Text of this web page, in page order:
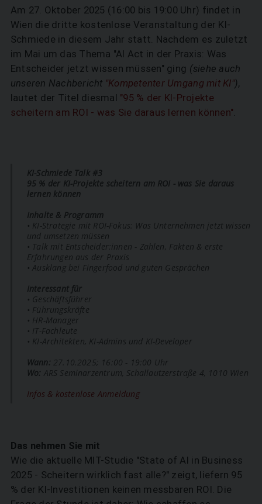
Am 27. Oktober 2025 (16:00 bis 19:00 Uhr) findet in
Wien die dritte kostenlose Veranstaltung der KI-
Schmiede in diesem Jahr statt. Nachdem es zuletzt
im Mai um das Thema "AI Act in der Praxis: Was
Entscheider jetzt wissen müssen" ging (siehe auch
unseren Nachbericht "Kompetenter Umgang mit KI"),
lautet der Titel diesmal "95 % der KI-Projekte
scheitern am ROI - was Sie daraus lernen können".
KI-Schmiede Talk #3
95 % der KI-Projekte scheitern am ROI - was Sie daraus
lernen können
Inhalte & Programm
• KI-Strategie mit ROI-Fokus: Was Unternehmen jetzt wissen
und umsetzen müssen
• Talk mit Entscheider:innen - Zahlen, Fakten & erste
Erfahrungen aus der Praxis
• Ausklang bei Fingerfood und guten Gesprächen
Interessant für
• Geschäftsführer
• Führungskräfte
• HR-Manager
• IT-Fachleute
• KI-Architekten, KI-Admins und KI-Developer
Wann: 27.10.2025; 16:00 - 19:00 Uhr
Wo: ARS Seminarzentrum, Schallautzerstraße 4, 1010 Wien
Infos & kostenlose Anmeldung
Das nehmen Sie mit
Wie die aktuelle MIT-Studie "State of AI in Business
2025 - Scheitern wirklich fast alle?" zeigt, liefern 95
% der KI-Investitionen keinen messbaren ROI. Die